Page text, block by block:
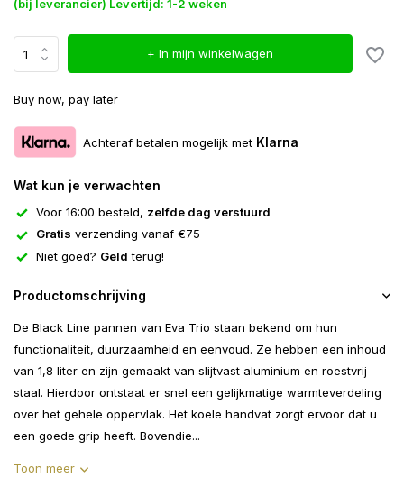
(bij leverancier) Levertijd: 1-2 weken
+ In mijn winkelwagen
Buy now, pay later
Achteraf betalen mogelijk met Klarna
Wat kun je verwachten
Voor 16:00 besteld, zelfde dag verstuurd
Gratis verzending vanaf €75
Niet goed? Geld terug!
Productomschrijving
De Black Line pannen van Eva Trio staan bekend ​​om hun
functionaliteit, duurzaamheid en eenvoud. Ze hebben een inhoud
van 1,8 liter en zijn gemaakt van slijtvast aluminium en roestvrij
staal. Hierdoor ontstaat er snel een gelijkmatige warmteverdeling
over het gehele oppervlak. Het koele handvat zorgt ervoor dat u
een goede grip heeft. Bovendie...
Toon meer